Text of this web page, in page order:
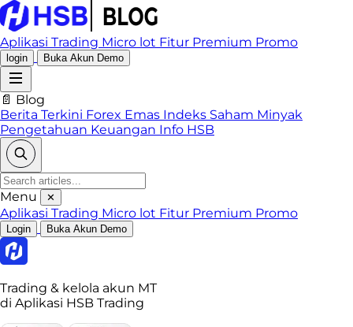
Aplikasi Trading Micro lot Fitur Premium Promo
login Buka Akun Demo
📄 Blog
Berita Terkini Forex Emas Indeks Saham Minyak
Pengetahuan Keuangan Info HSB
Menu ✕
Aplikasi Trading Micro lot Fitur Premium Promo
Login Buka Akun Demo
Trading & kelola akun MT
di Aplikasi HSB Trading